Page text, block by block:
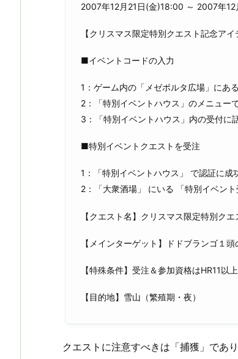
2007年12月21日(金)18:00 ～ 2007年
【クリスマス限定特別クエスト記念アイ
■イベントコードの入力
1：ゲーム内の「メゼポルタ広場」にあ
2：「特別イベントハウス」のメニュー
3：「特別イベントハウス」内の受付に
■特別イベントクエストを受注
1：「特別イベントハウス」 で認証に成
2：「大衆酒場」 にいる 「特別イベント
【クエスト名】クリスマス限定特別クエ
【メインターゲット】ドドブランゴ１頭
【特殊条件】受注＆参加資格はHR11以上
【目的地】雪山（繁殖期・夜）
クエストに注意すべきは「捕獲」であ